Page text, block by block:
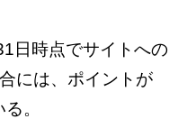
日時点でサイトへの
には、ポイントが
。